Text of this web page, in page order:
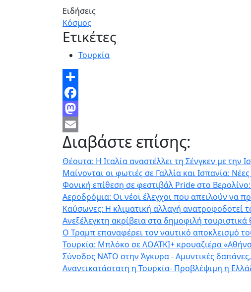
Ειδήσεις
Κόσμος
Ετικέτες
Τουρκία
Share
Facebook
Mastodon
Email
Διαβάστε επίσης:
Θέουτα: Η Ιταλία αναστέλλει τη Σένγκεν με την
Μαίνονται οι φωτιές σε Γαλλία και Ισπανία:
Φονική επίθεση σε φεστιβάλ Pride στο
Αεροδρόμια: Οι νέοι έλεγχοι που απειλούν να
Καύσωνες: Η κλιματική αλλαγή ανατροφοδοτεί
Ανεξέλεγκτη ακρίβεια στα δημοφιλή
Ο Τραμπ επαναφέρει τον ναυτικό αποκλεισμό
Τουρκία: Μπλόκο σε ΛΟΑΤΚΙ+ κρουαζιέρα
Σύνοδος ΝΑΤΟ στην Άγκυρα - Αμυντικές
Αναντικατάστατη η Τουρκία- Προβλέψιμη η